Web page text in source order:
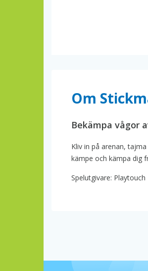
Om
Bekämpa vågor
Kliv in på arenan,
kämpe och kämpa dig
Spelutgivare: Playtouch